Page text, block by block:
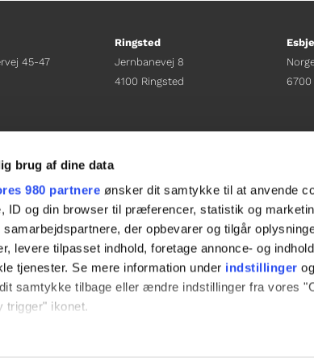
brug af dine data
980 partnere ønsker dit samtykke til at anvende
ID og din browser til præferencer, statistik og
der opbevarer og tilgår
levere tilpasset indhold, foretage annonce- og
tjenester. Se mere information under indstillinger
samtykke tilbage eller ændre indstillinger fra vores
trigger" ikonet.
45-47
00
Ringsted
Jernbanevej 8
4100 Ringsted
sacha.lw@gladfonden.dk
6700
   